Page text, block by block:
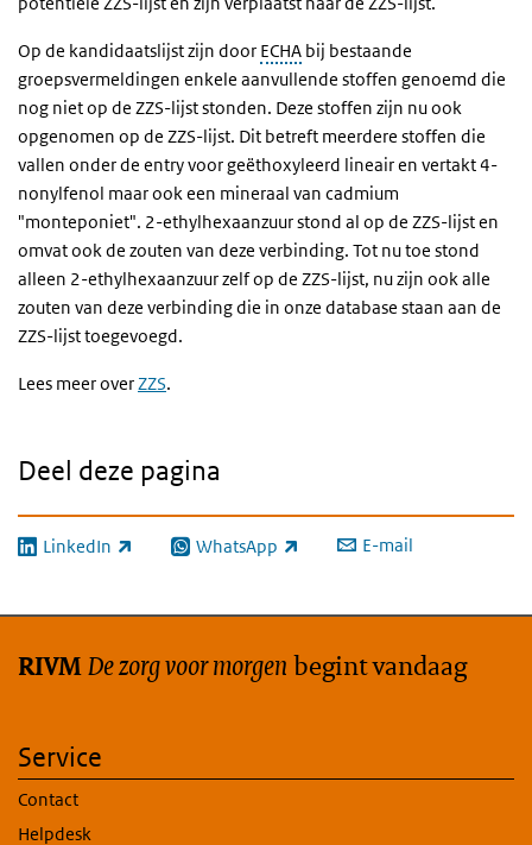
Op de kandidaatslijst zijn door ECHA bij bestaande
groepsvermeldingen enkele aanvullende stoffen genoemd die
nog niet op de ZZS-lijst stonden. Deze stoffen zijn nu ook
opgenomen op de ZZS-lijst. Dit betreft meerdere stoffen die
vallen onder de entry voor geëthoxyleerd lineair en vertakt 4-
nonylfenol maar ook een mineraal van cadmium
"monteponiet". 2-ethylhexaanzuur stond al op de ZZS-lijst en
omvat ook de zouten van deze verbinding. Tot nu toe stond
alleen 2-ethylhexaanzuur zelf op de ZZS-lijst, nu zijn ook alle
zouten van deze verbinding die in onze database staan aan de
ZZS-lijst toegevoegd.
Lees meer overZZS.
Deel deze pagina
LinkedIn
(externe link) WhatsApp
(externe link) E-mail
RIVMDe zorg voor morgen begint vandaag
Service
Contact
Helpdesk